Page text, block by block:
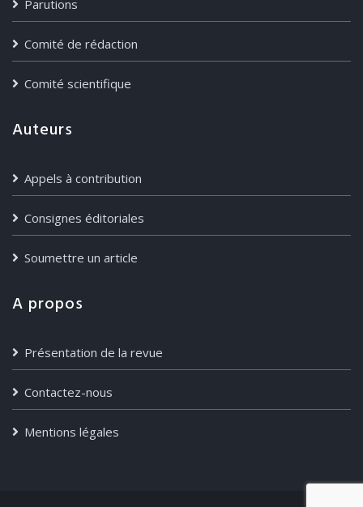
be a major driver of exposure and liability when
a company fails to conform its actions to its
statements?
Parutions
Comité de rédaction
Comité scientifique
Auteurs
Appels à contribution
Consignes éditoriales
Soumettre un article
A propos
Présentation de la revue
Contactez-nous
Mentions légales